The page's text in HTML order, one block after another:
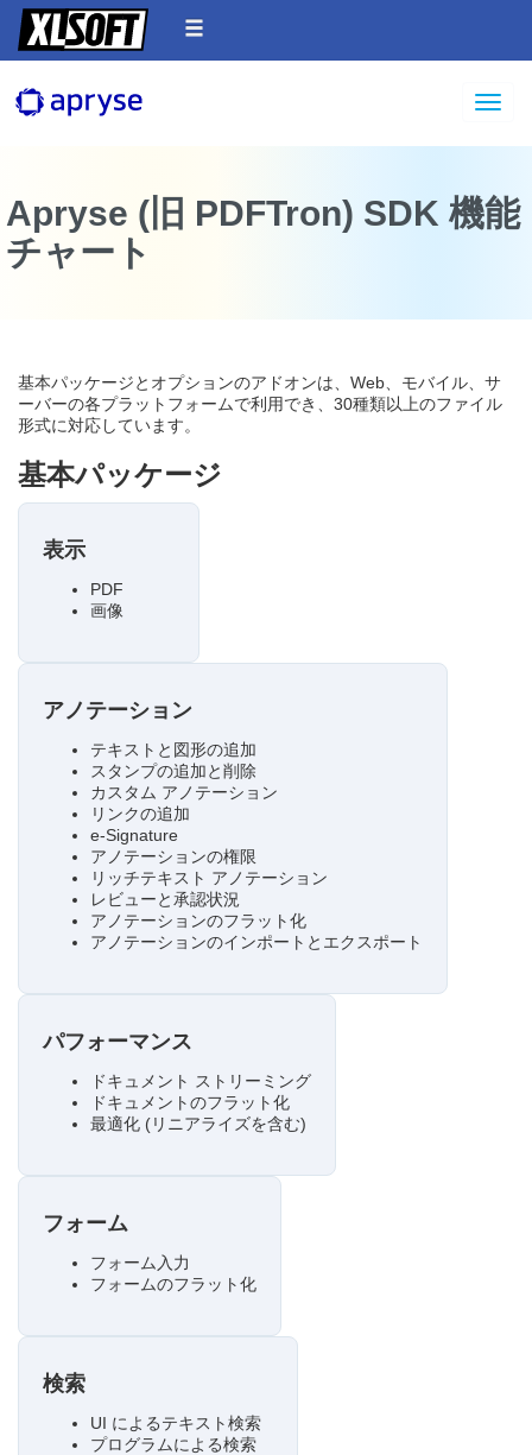
Apryse (旧 PDFTron) SDK 機能
チャート
基本パッケージとオプションのアドオンは、Web、モバイル、サ
ーバーの各プラットフォームで利用でき、30種類以上のファイル
形式に対応しています。
基本パッケージ
表示
PDF
画像
アノテーション
テキストと図形の追加
スタンプの追加と削除
カスタム アノテーション
リンクの追加
e-Signature
アノテーションの権限
リッチテキスト アノテーション
レビューと承認状況
アノテーションのフラット化
アノテーションのインポートとエクスポート
パフォーマンス
ドキュメント ストリーミング
ドキュメントのフラット化
最適化 (リニアライズを含む)
フォーム
フォーム入力
フォームのフラット化
検索
UI によるテキスト検索
プログラムによる検索